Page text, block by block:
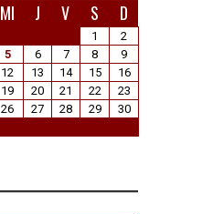
MI J V S D
1
2
5 6 7 8
9
12 13 14 15
16
19 20 21 22
23
26 27 28 29
30